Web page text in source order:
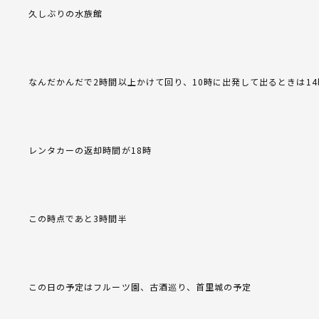
久しぶりの水族館
なんだかんだで2時間以上かけて回り、10時に出発して出るときは
レンタカーの返却時間が18時
この時点であと3時間半
この日の予定はフルーツ園、古酒巡り、首里城の予定